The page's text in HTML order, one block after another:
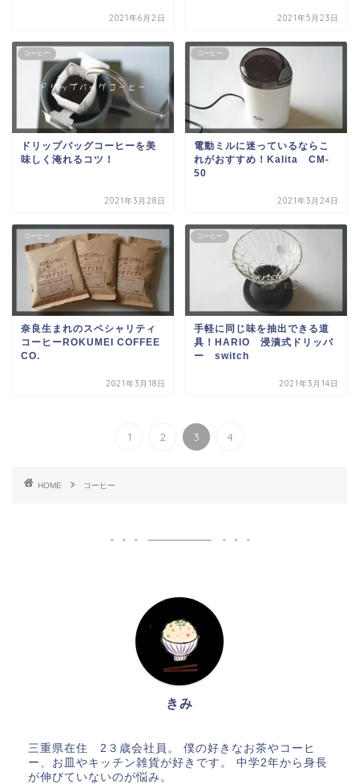
2021年6月2日 2021年5月23日
コーヒー
ドリップバッグコーヒーを美
味しく淹れるコツ！
2021年3月28日
コーヒー
電動ミルに迷っているならこ
れがおすすめ！Kalita CM-
50
2021年3月24日
コーヒー
奈良生まれのスペシャリティ
コーヒーROKUMEI COFFEE
CO.
2021年3月18日
コーヒー
手軽に同じ味を抽出できる道
具！HARIO 浸漬式ドリッパ
ー switch
2021年3月14日
1 2 3 4
HOME コーヒー
きみ
三重県在住 2３歳会社員。 僕の好きなお茶やコーヒ
ー、お皿やキッチン雑貨が好きです。 中学2年から身長
が伸びていないのが悩み。